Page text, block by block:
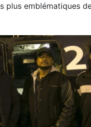
plus emblématiques